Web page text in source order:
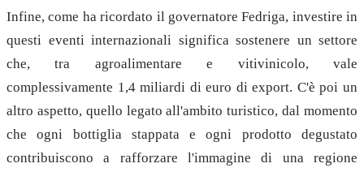
Infine, come ha ricordato il governatore Fedriga, investire in
questi eventi internazionali significa sostenere un settore
che, tra agroalimentare e vitivinicolo, vale
complessivamente 1,4 miliardi di euro di export. C'è poi un
altro aspetto, quello legato all'ambito turistico, dal momento
che ogni bottiglia stappata e ogni prodotto degustato
contribuiscono a rafforzare l'immagine di una regione